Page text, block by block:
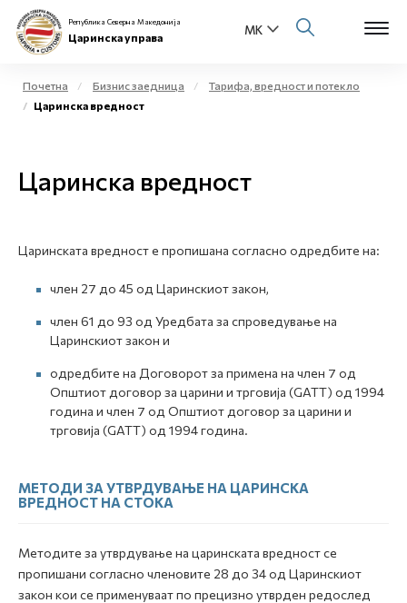
Физички лица
Open
Медиа центар
Република Северна Македонија
Царинска управа
Почетна Бизнис заедница
Тарифа, вредност и потекло
Царинска вредност
Царинска вредност
Царинската вредност е пропишана согласно одредбите на:
член 27 до 45 од Царинскиот закон,
член 61 до 93 од Уредбата за спроведување на
Царинскиот закон и
одредбите на Договорот за примена на член 7 од
Општиот договор за царини и трговија (GATT) од 1994
година и член 7 од Општиот договор за царини и
трговија (GATT) од 1994 година.
МЕТОДИ ЗА УТВРДУВАЊЕ НА ЦАРИНСКА
ВРЕДНОСТ НА СТОКА
Методите за утврдување на царинската вредност се
пропишани согласно членовите 28 до 34 од Царинскиот
закон кои се применуваат по прецизно утврден редослед